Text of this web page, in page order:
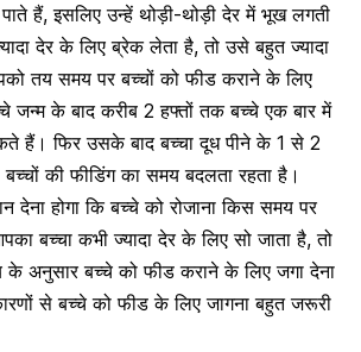
हैं, इसलिए उन्हें थोड़ी-थोड़ी देर में भूख लगती
देर के लिए ब्रेक लेता है, तो उसे बहुत ज्यादा
तय समय पर बच्चों को फीड कराने के लिए
जन्म के बाद करीब 2 हफ्तों तक बच्चे एक बार में
हैं। फिर उसके बाद बच्चा दूध पीने के 1 से 2
की फीडिंग का समय बदलता रहता है।
देना होगा कि बच्चे को रोजाना किस समय पर
बच्चा कभी ज्यादा देर के लिए सो जाता है, तो
अनुसार बच्चे को फीड कराने के लिए जगा देना
से बच्चे को फीड के लिए जागना बहुत जरूरी